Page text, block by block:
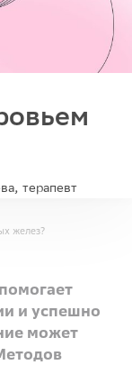
терапевт
желез?
и успешно
может